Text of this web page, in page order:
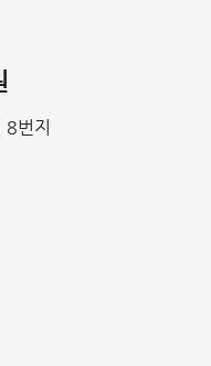
비해 훨씬 저렴합니다.
줄여주어 일상생활의 공
감염 시에도 증상을 완
로, 개인과 공동체 전체
우리 아이 건강을
번지